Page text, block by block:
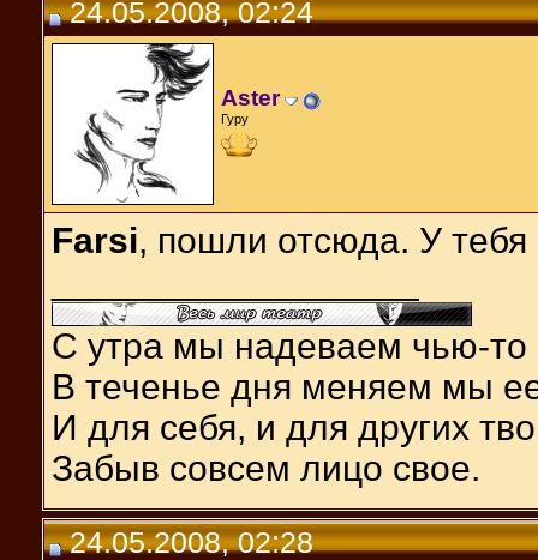
24.05.2008, 02:24
Aster
Гуру
Farsi, пошли отсюда. У
С утра мы надеваем чью-то
В теченье дня меняем мы
И для себя, и для других
Забыв совсем лицо свое.
24.05.2008, 02:28